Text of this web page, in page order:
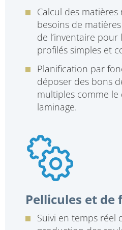
Calcul des
besoins de
de l’inventaire pour
profilés simples et
Planification par
déposer des bons
multiples comme
laminage.
Pellicules et de
Suivi en temps réel